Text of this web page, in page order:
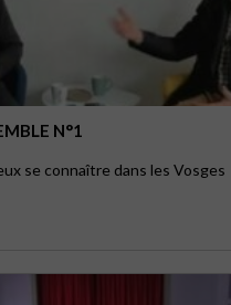
N°1
se connaître dans les Vosges